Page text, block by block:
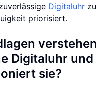
Digitaluhr
priorisiert.
Digitaluhr
sie?